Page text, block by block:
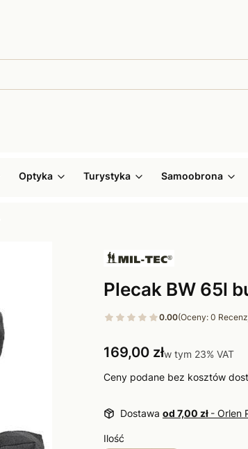
Optyka Turystyka Samoobrona
Plecak BW 65l
0.00(Oceny: 0
Cena
169,00 złw tym 23% VAT
w tym 23% VAT
Ceny podane bez kosztów
Dostawa od 7,00 zł - Orlen
Ilość